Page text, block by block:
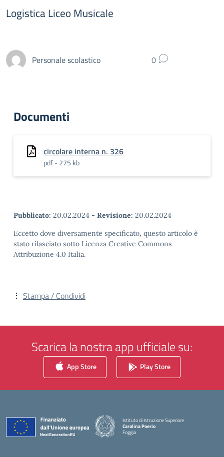
Logistica Liceo Musicale
Personale scolastico 0
Documenti
circolare interna n. 326
pdf - 275 kb
Pubblicato: 20.02.2024 - Revisione: 20.02.2024
Eccetto dove diversamente specificato, questo articolo è
stato rilasciato sotto Licenza Creative Commons
Attribuzione 4.0 Italia.
Stampa / Condividi
Scarica la nostra app ufficiale su:
App Store Play Store
Istituto di Istruzione Superiore
Carolina Poerio
Foggia
— Visita la pagina iniziale della scuola